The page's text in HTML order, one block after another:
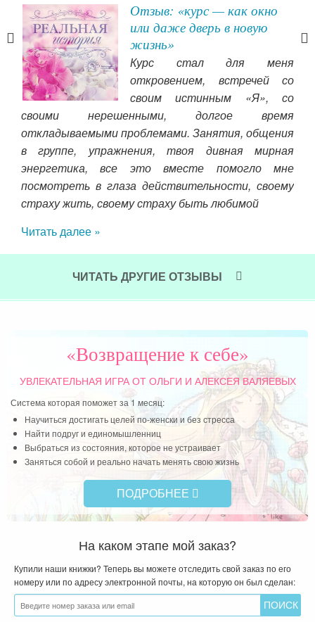
Отзыв: «курс — как окно
или даже дверь в новую
жизнь»
Курс стал для меня
откровением, встречей со
своим истинным «Я», со
своими нерешенными, долгое время
откладываемыми проблемами. Занятия, общения
в группе, упражнения, твоя дивная мирная
энергетика, все это вместе помогло мне
посмотреть в глаза действительности, своему
страху жить, своему страху быть любимой
Читать далее »
ЧИТАТЬ ДРУГИЕ ОТЗЫВЫ
«Возвращение к себе»
УВЛЕКАТЕЛЬНАЯ ИГРАОТ ОЛЬГИ И АЛЕКСЕЯ ВАЛЯЕВЫХ
Система которая поможет за 1 месяц:
Научиться достигать целей по-женски и без стресса
Найти подруг и единомышленниц
Выбраться из состояния, которое не устраивает
Заняться собой и реально начать менять свою жизнь
ПОДРОБНЕЕ
На каком этапе мой заказ?
Купили наши книжки? Теперь вы можете отследить свой заказ по его
номеру или по адресу электронной почты, на которую он был сделан: